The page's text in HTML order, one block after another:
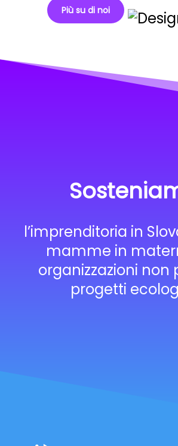
Più su di noi
l’imprenditoria in
mamme in
organizzazioni non
progetti